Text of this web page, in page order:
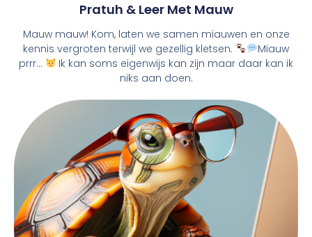
Pratuh & Leer Met Mauw
Mauw mauw! Kom, laten we samen miauwen en onze
kennis vergroten terwijl we gezellig kletsen.
Miauw
prrr...
Ik kan soms eigenwijs kan zijn maar daar kan ik
niks aan doen.